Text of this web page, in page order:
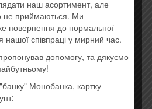
Early Vocal) 3:28
Mix/Early Vocal) 4:21
Unreleased Song) 3:07
наш асортимент, але
не приймаються. Ми
повернення до нормальної
співпраці у мирний час.
допомогу, та дякуємо
Монобанка, картку